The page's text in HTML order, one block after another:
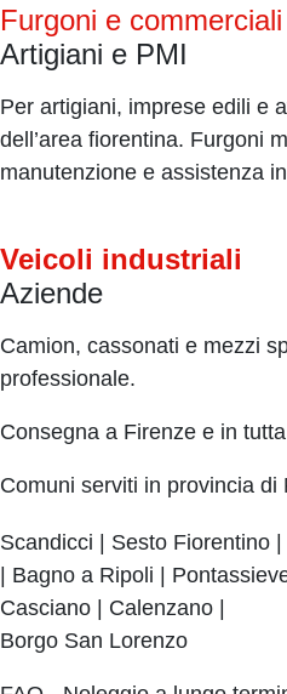
Furgoni e commerciali
Artigiani e PMI
Per artigiani, imprese edili e
dell’area fiorentina. Furgoni
manutenzione e assistenza
Veicoli industriali
Aziende
Camion, cassonati e mezzi
professionale.
Consegna a Firenze e in
Comuni serviti in provincia di
Scandicci | Sesto Fiorentino
| Bagno a Ripoli |
Casciano | Calenzano |
Borgo San Lorenzo